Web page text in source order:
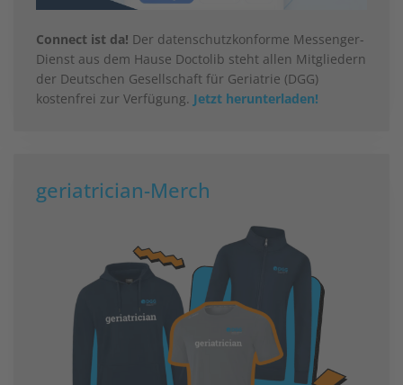
Connect ist da! Der datenschutzkonforme Messenger-
Dienst aus dem Hause Doctolib steht allen Mitgliedern
der Deutschen Gesellschaft für Geriatrie (DGG)
kostenfrei zur Verfügung. Jetzt herunterladen!
geriatrician-Merch